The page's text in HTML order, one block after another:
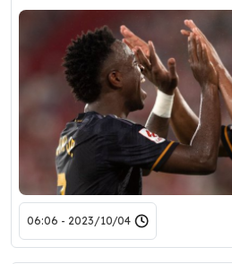
2023/10/04 - 06:06